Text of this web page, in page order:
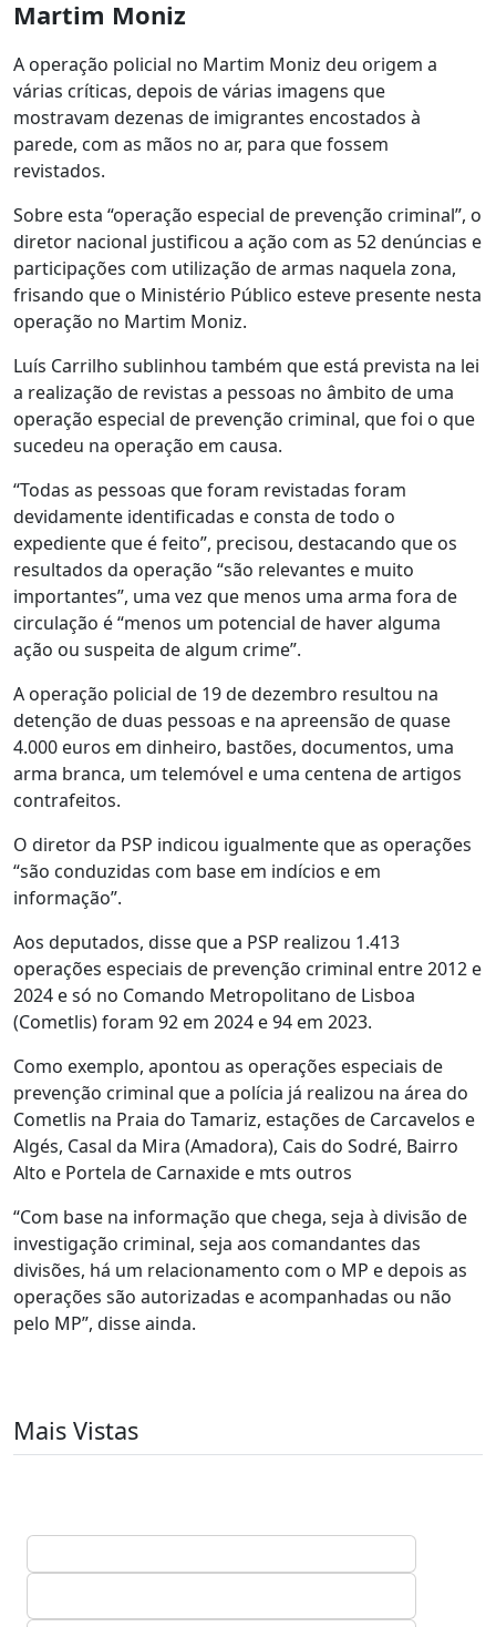
Martim Moniz
A operação policial no Martim Moniz deu origem a
várias críticas, depois de várias imagens que
mostravam dezenas de imigrantes encostados à
parede, com as mãos no ar, para que fossem
revistados.
Sobre esta “operação especial de prevenção criminal”, o
diretor nacional justificou a ação com as 52 denúncias e
participações com utilização de armas naquela zona,
frisando que o Ministério Público esteve presente nesta
operação no Martim Moniz.
Luís Carrilho sublinhou também que está prevista na lei
a realização de revistas a pessoas no âmbito de uma
operação especial de prevenção criminal, que foi o que
sucedeu na operação em causa.
“Todas as pessoas que foram revistadas foram
devidamente identificadas e consta de todo o
expediente que é feito”, precisou, destacando que os
resultados da operação “são relevantes e muito
importantes”, uma vez que menos uma arma fora de
circulação é “menos um potencial de haver alguma
ação ou suspeita de algum crime”.
A operação policial de 19 de dezembro resultou na
detenção de duas pessoas e na apreensão de quase
4.000 euros em dinheiro, bastões, documentos, uma
arma branca, um telemóvel e uma centena de artigos
contrafeitos.
O diretor da PSP indicou igualmente que as operações
“são conduzidas com base em indícios e em
informação”.
Aos deputados, disse que a PSP realizou 1.413
operações especiais de prevenção criminal entre 2012 e
2024 e só no Comando Metropolitano de Lisboa
(Cometlis) foram 92 em 2024 e 94 em 2023.
Como exemplo, apontou as operações especiais de
prevenção criminal que a polícia já realizou na área do
Cometlis na Praia do Tamariz, estações de Carcavelos e
Algés, Casal da Mira (Amadora), Cais do Sodré, Bairro
Alto e Portela de Carnaxide e mts outros
“Com base na informação que chega, seja à divisão de
investigação criminal, seja aos comandantes das
divisões, há um relacionamento com o MP e depois as
operações são autorizadas e acompanhadas ou não
pelo MP”, disse ainda.
Mais Vistas